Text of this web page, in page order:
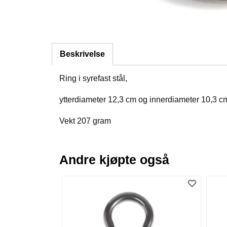
Beskrivelse
Ring i syrefast stål,
ytterdiameter 12,3 cm og innerdiameter 10,3
Vekt 207 gram
Andre kjøpte også